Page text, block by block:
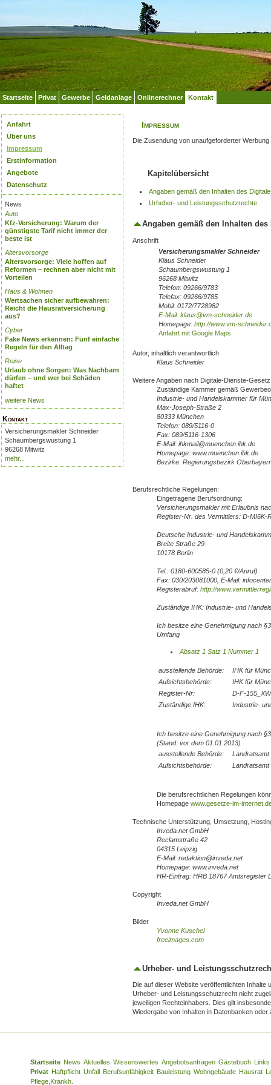
Startseite Privat Gewerbe Geldanlage Onlinerechner Kontakt
Anfahrt
Über uns
Impressum
Erstinformation
Angebote
Datenschutz
News
Auto
Kfz-Versicherung: Warum der
günstigste Tarif nicht immer der
beste ist
Altersvorsorge
Altersvorsorge: Viele hoffen auf
Reformen – rechnen aber nicht mit
Vorteilen
Haus & Wohnen
Wertsachen sicher aufbewahren:
Reicht die Hausratversicherung
aus?
Cyber
Fake News erkennen: Fünf einfache
Regeln für den Alltag
Reise
Urlaub ohne Sorgen: Was Nachbarn
dürfen – und wer bei Schäden
haftet
weitere News
Kontakt
Versicherungsmakler Schneider
Schaumbergswustung 1
96268 Mitwitz
mehr...
Impressum
Die Zusendung von unaufgeforderter
Kapitelübersicht
Angaben gemäß den Inhalten des
Urheber- und Leistungsschutzrechte
Angaben gemäß den Inhalten des
Anschrift
Versicherungsmakler Schneider
Klaus Schneider
Schaumbergswustung 1
96268 Mitwitz
Telefon: 09266/9783
Telefax: 09266/9785
Mobil: 0172/7728982
E-Mail: klaus@vm-schneider.de
Homepage: http://www.vm-
Anfahrt mit Google Maps
Autor, inhaltlich verantwortlich
Klaus Schneider
Weitere Angaben nach Digitale-Dienste-
Zuständige Kammer gemäß
Industrie- und Handelskammer für
Max-Joseph-Straße 2
‎80333 München
Telefon: 089/5116-0
Fax: 089/5116-1306
E-Mail: ihkmail@muenchen.ihk.de
Homepage: www.muenchen.ihk.de
Bezirke: Regierungsbezirk
Berufsrechtliche Regelungen:
Eingetragene Berufsordnung:
Versicherungsmakler mit Erlaubnis
Register-Nr. des Vermittlers: D-MI6K-
Deutsche Industrie- und
Breite Straße 29
10178 Berlin
Tel.: 0180-600585-0 (0,20 €/Anruf)
Fax: 030/203081000, E-Mail:
Registerabruf: http://
Zuständige IHK: Industrie- und
Ich besitze eine Genehmigung nach
Umfang
Absatz 1 Satz 1 Nummer 1
ausstellende Behörde:
IHK für
Aufsichtsbehörde:
IHK für
Register-Nr:
D-F-
Zuständige IHK:
Industrie-
Ich besitze eine Genehmigung nach
(Stand: vor dem 01.01.2013)
ausstellende Behörde:
Landratsamt
Aufsichtsbehörde:
Landratsamt
Die berufsrechtlichen Regelungen
Homepage www.gesetze-im-
Technische Unterstützung, Umsetzung,
Inveda.net GmbH
Reclamstraße 42
04315 Leipzig
E-Mail: redaktion@inveda.net
Homepage: www.inveda.net
HR-Eintrag: HRB 18767 Amtsregister
Copyright
Inveda.net GmbH
Bilder
Yvonne Kuschel
freeimages.com
Urheber- und
Die auf dieser Website veröffentlichten
Urheber- und Leistungsschutzrecht nicht
jeweiligen Rechteinhabers. Dies gilt
Wiedergabe von Inhalten in Datenbanken oder
Startseite News Aktuelles Wissenswertes Angebotsanfragen Gästebuch
Links
Privat Haftpflicht Unfall Berufsunfähigkeit Bauleistung Wohngebäude Hausrat
Pflege,Krankh.